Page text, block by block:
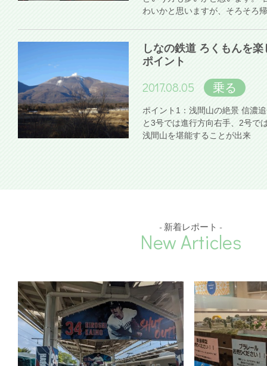
わいかと思いますが、そろそろ
しなの鉄道 ろくもんを
ポイント
2017.08.05 乗る
ポイント1：浅間山の絶景 信濃
と3号では進行方向右手、2号で
浅間山を堪能することが出来
- 新着レポート -
New Articles